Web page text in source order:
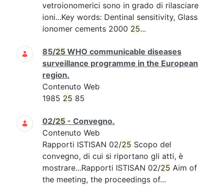
vetroionomerici sono in grado di rilasciare
ioni...Key words: Dentinal sensitivity, Glass
ionomer cements 2000 25...
85/25 WHO communicable diseases
surveillance programme in the European
region.
Contenuto Web
1985 25 85
02/25 - Convegno.
Contenuto Web
Rapporti ISTISAN 02/25 Scopo del
convegno, di cui si riportano gli atti, è
mostrare...Rapporti ISTISAN 02/25 Aim of
the meeting, the proceedings of...